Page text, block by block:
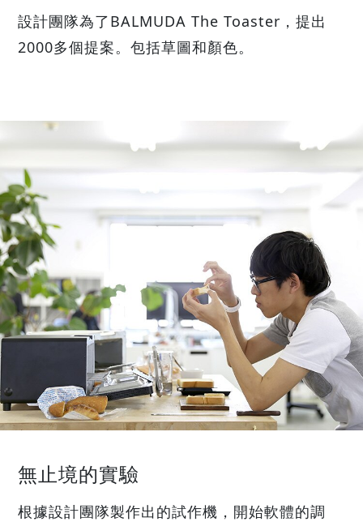
設計團隊為了BALMUDA The Toaster，提出
2000多個提案。包括草圖和顏色。
無止境的實驗
根據設計團隊製作出的試作機，開始軟體的調